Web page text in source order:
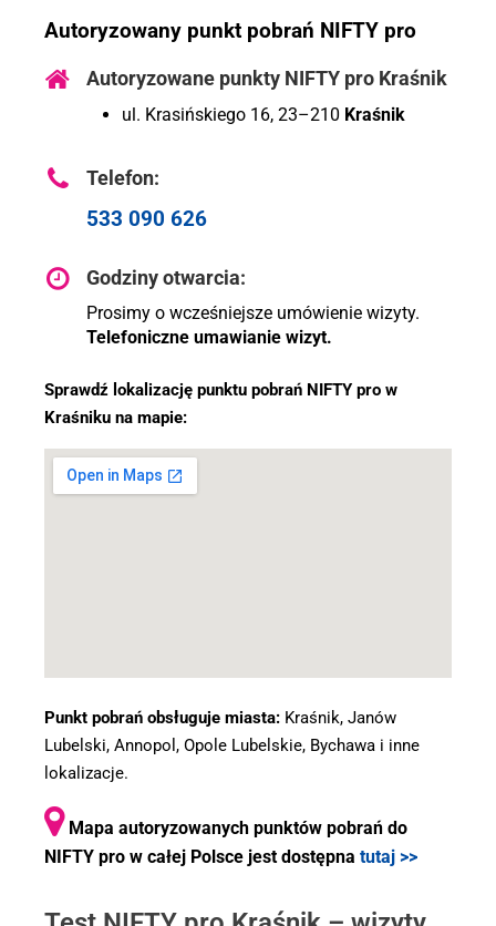
Autoryzowany punkt pobrań NIFTY pro
Autoryzowane punkty NIFTY pro Kraśnik
ul. Krasińskiego 16, 23–210 Kraśnik
Telefon:
533 090 626
Godziny otwarcia:
Prosimy o wcześniejsze umówienie wizyty.
Telefoniczne umawianie wizyt.
Sprawdź lokalizację punktu pobrań NIFTY pro w
Kraśniku na mapie:
Punkt pobrań obsługuje miasta: Kraśnik, Janów
Lubelski, Annopol, Opole Lubelskie, Bychawa i inne
lokalizacje.
Mapa autoryzowanych punktów pobrań do
NIFTY pro w całej Polsce jest dostępna tutaj >>